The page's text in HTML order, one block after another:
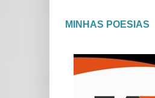
MINHAS POESIAS